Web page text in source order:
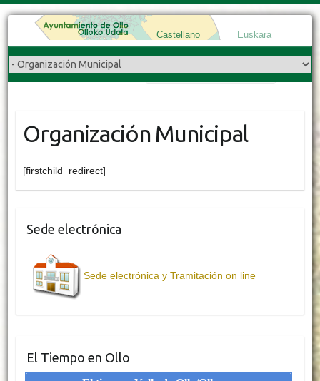
Castellano Euskara
Organización Municipal
[firstchild_redirect]
Sede electrónica
Sede electrónica y Tramitación on line
El Tiempo en Ollo